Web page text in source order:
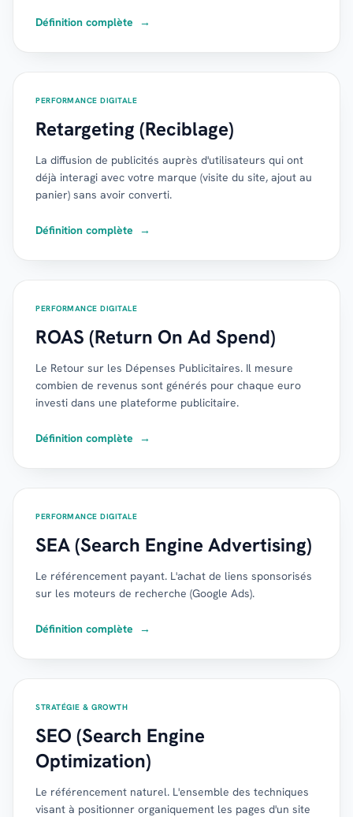
Définition complète →
PERFORMANCE DIGITALE
Retargeting (Reciblage)
La diffusion de publicités auprès d'utilisateurs qui ont
déjà interagi avec votre marque (visite du site, ajout au
panier) sans avoir converti.
Définition complète →
PERFORMANCE DIGITALE
ROAS (Return On Ad Spend)
Le Retour sur les Dépenses Publicitaires. Il mesure
combien de revenus sont générés pour chaque euro
investi dans une plateforme publicitaire.
Définition complète →
PERFORMANCE DIGITALE
SEA (Search Engine Advertising)
Le référencement payant. L'achat de liens sponsorisés
sur les moteurs de recherche (Google Ads).
Définition complète →
STRATÉGIE & GROWTH
SEO (Search Engine
Optimization)
Le référencement naturel. L'ensemble des techniques
visant à positionner organiquement les pages d'un site